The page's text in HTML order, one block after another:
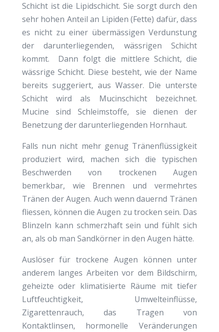
Schicht ist die Lipidschicht. Sie sorgt durch den
sehr hohen Anteil an Lipiden (Fette) dafür, dass
es nicht zu einer übermässigen Verdunstung
der darunterliegenden, wässrigen Schicht
kommt. Dann folgt die mittlere Schicht, die
wässrige Schicht. Diese besteht, wie der Name
bereits suggeriert, aus Wasser. Die unterste
Schicht wird als Mucinschicht bezeichnet.
Mucine sind Schleimstoffe, sie dienen der
Benetzung der darunterliegenden Hornhaut.
Falls nun nicht mehr genug Tränenflüssigkeit
produziert wird, machen sich die typischen
Beschwerden von trockenen Augen
bemerkbar, wie Brennen und vermehrtes
Tränen der Augen. Auch wenn dauernd Tränen
fliessen, können die Augen zu trocken sein. Das
Blinzeln kann schmerzhaft sein und fühlt sich
an, als ob man Sandkörner in den Augen hätte.
Auslöser für trockene Augen können unter
anderem langes Arbeiten vor dem Bildschirm,
geheizte oder klimatisierte Räume mit tiefer
Luftfeuchtigkeit, Umwelteinflüsse,
Zigarettenrauch, das Tragen von
Kontaktlinsen, hormonelle Veränderungen